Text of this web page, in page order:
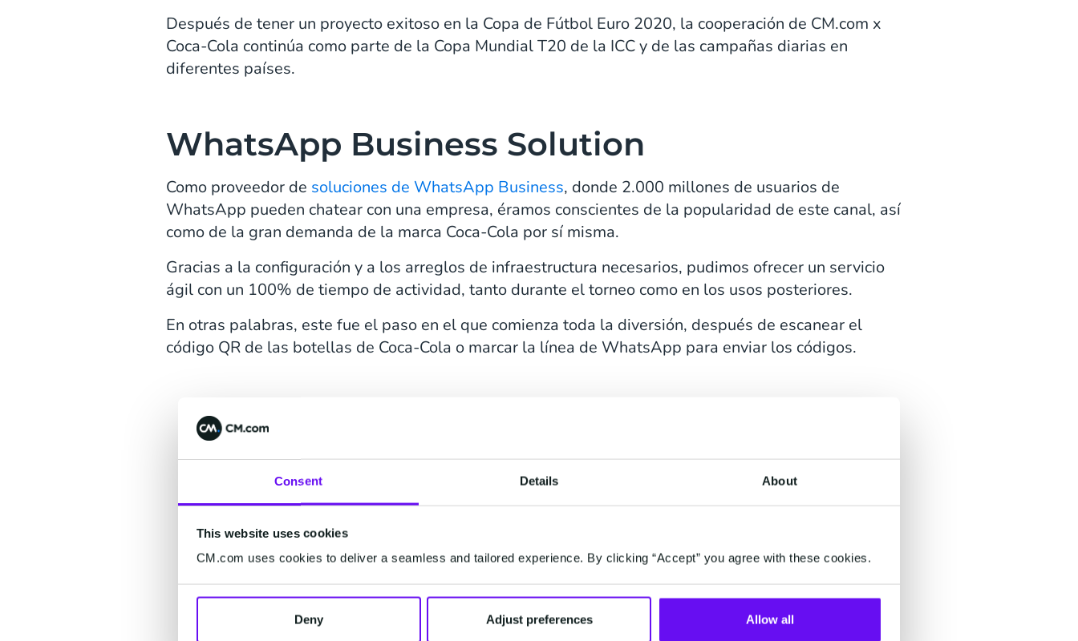
Consent Details About
This website uses cookies
CM.com uses cookies to deliver a seamless and tailored experience. By clicking “Accept” you agree with these cookies.
Deny Adjust preferences Allow all
Después de tener un proyecto exitoso en la Copa de Fútbol Euro 2020, la cooperación de CM.com x
Coca-Cola continúa como parte de la Copa Mundial T20 de la ICC y de las campañas diarias en
diferentes países.
WhatsApp Business Solution
Como proveedor de soluciones de WhatsApp Business, donde 2.000 millones de usuarios de
WhatsApp pueden chatear con una empresa, éramos conscientes de la popularidad de este canal, así
como de la gran demanda de la marca Coca-Cola por sí misma.
Gracias a la configuración y a los arreglos de infraestructura necesarios, pudimos ofrecer un servicio
ágil con un 100% de tiempo de actividad, tanto durante el torneo como en los usos posteriores.
En otras palabras, este fue el paso en el que comienza toda la diversión, después de escanear el
código QR de las botellas de Coca-Cola o marcar la línea de WhatsApp para enviar los códigos.